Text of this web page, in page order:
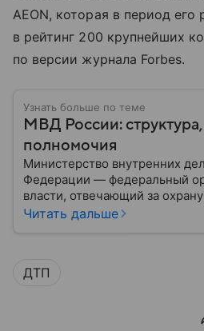
AEON, которая в период его
в рейтинг 200 крупнейших
по версии журнала Forbes.
Узнать больше по теме
МВД России: структура,
полномочия
Министерство внутренних
Федерации — федеральный
власти, отвечающий за
порядка, борьбу с
России, какие задачи
Читать дальше
ДТП